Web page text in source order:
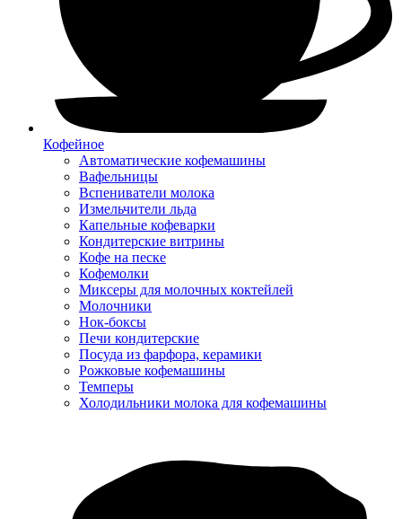
Кофейное
Автоматические кофемашины
Вафельницы
Вспениватели молока
Измельчители льда
Капельные кофеварки
Кондитерские витрины
Кофе на песке
Кофемолки
Миксеры для молочных коктейлей
Молочники
Нок-боксы
Печи кондитерские
Посуда из фарфора, керамики
Рожковые кофемашины
Темперы
Холодильники молока для кофемашины